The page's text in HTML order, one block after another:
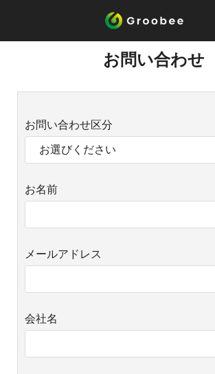
お問い合わせ
お問い合わせ区分
お名前
メールアドレス
会社名